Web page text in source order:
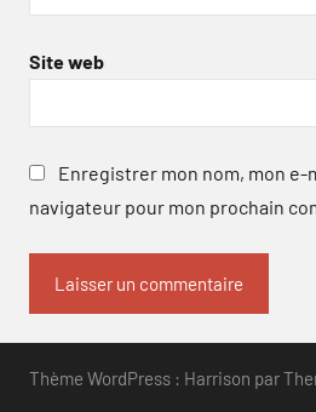
Site web
Enregistrer mon nom, mon e-
navigateur pour mon prochain
Thème WordPress : Harrison par